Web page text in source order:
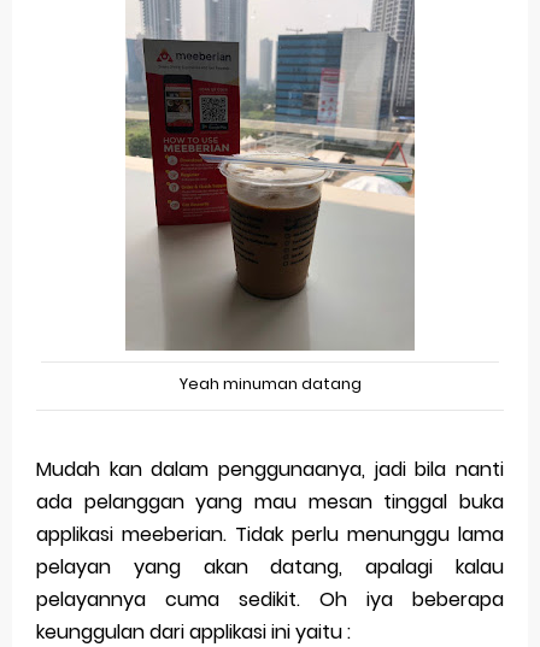
Yeah minuman datang
Mudah kan dalam penggunaanya, jadi bila nanti
ada pelanggan yang mau mesan tinggal buka
applikasi meeberian. Tidak perlu menunggu lama
pelayan yang akan datang, apalagi kalau
pelayannya cuma sedikit. Oh iya beberapa
keunggulan dari applikasi ini yaitu :